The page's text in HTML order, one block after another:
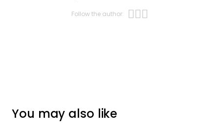
Follow the author: Opens new
Opens new
You may also like